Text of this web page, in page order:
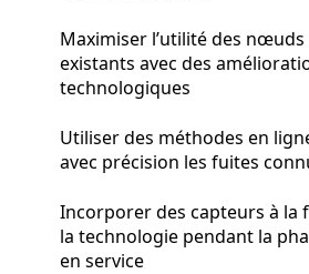
Maximiser l’utilité des
existants avec des
technologiques
Utiliser des méthodes en
avec précision les fuites
Incorporer des capteurs à la
la technologie pendant la
en service